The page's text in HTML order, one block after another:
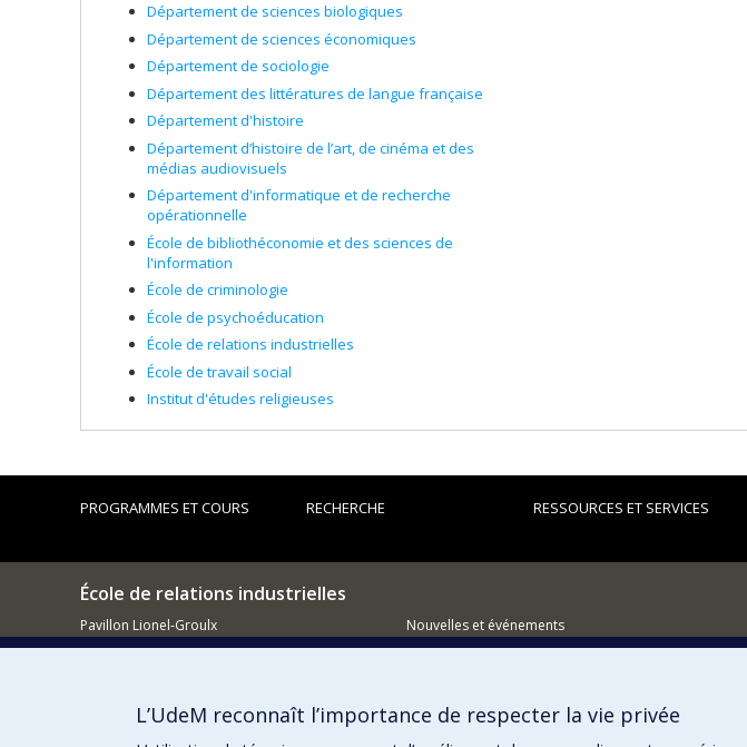
Département de sciences biologiques
Département de sciences économiques
Département de sociologie
Département des littératures de langue française
Département d'histoire
Département d’histoire de l’art, de cinéma et des
médias audiovisuels
Département d'informatique et de recherche
opérationnelle
École de bibliothéconomie et des sciences de
l'information
École de criminologie
École de psychoéducation
École de relations industrielles
École de travail social
Institut d'études religieuses
PROGRAMMES ET COURS RECHERCHE RESSOURCES ET SERVICES
École de relations industrielles
Pavillon Lionel-Groulx
3150, rue Jean-Brillant
514 343-6111, poste 1268
Nouvelles et événements
L’UdeM reconnaît l’importance de respecter la vie privée